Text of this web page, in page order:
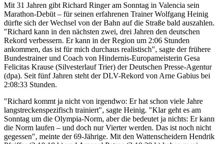
Mit 31 Jahren gibt Richard Ringer am Sonntag in Valencia sein
Marathon-Debüt – für seinen erfahrenen Trainer Wolfgang Heinig
dürfte sich der Wechsel von der Bahn auf die Straße bald auszahlen.
"Richard kann in den nächsten zwei, drei Jahren den deutschen
Rekord verbessern. Er kann in der Region um 2:06 Stunden
ankommen, das ist für mich durchaus realistisch", sagte der frühere
Bundestrainer und Coach von Hindernis-Europameisterin Gesa
Felicitas Krause (Silvesterlauf Trier) der Deutschen Presse-Agentur
(dpa). Seit fünf Jahren steht der DLV-Rekord von Arne Gabius bei
2:08:33 Stunden.
"Richard kommt ja nicht von irgendwo: Er hat schon viele Jahre
langstreckenspezifisch trainiert", sagte Heinig. "Klar geht es am
Sonntag um die Olympia-Norm, aber die bedeutet ja nichts: Er kann
die Norm laufen – und doch nur Vierter werden. Das ist noch nicht
gegessen", meinte der 69-Jährige. Mit den Wattenscheidern Hendrik